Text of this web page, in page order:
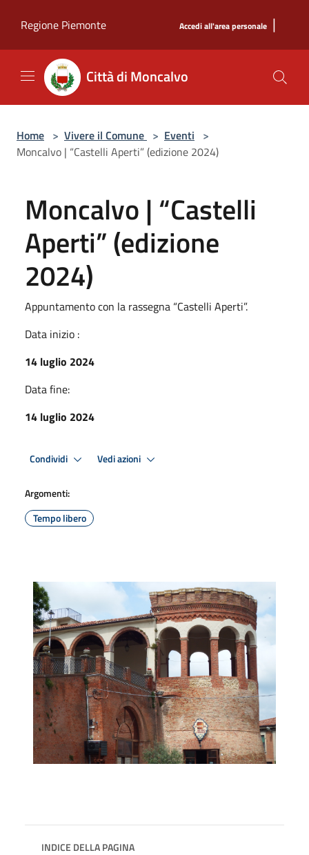
Regione Piemonte
Accedi all'area personale |
Città di Moncalvo
Home > Vivere il Comune > Eventi >
Moncalvo | “Castelli Aperti” (edizione 2024)
Moncalvo | “Castelli
Aperti” (edizione
2024)
Appuntamento con la rassegna “Castelli Aperti”.
Data inizio :
14 luglio 2024
Data fine:
14 luglio 2024
Condividi Vedi azioni
Argomenti:
Tempo libero
INDICE DELLA PAGINA